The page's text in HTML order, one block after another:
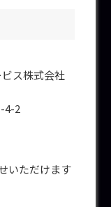
ス株式会社
4-2
いただけます